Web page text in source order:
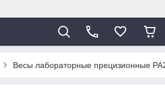
Весы лабораторные прецизионные